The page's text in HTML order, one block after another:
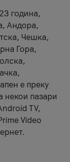
година,
Андора,
Чешка,
Гора,
е преку
некои пазари
TV,
Video